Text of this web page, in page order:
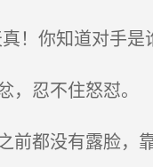
！你知道对手是
忍不住怒怼。
都没有露脸，